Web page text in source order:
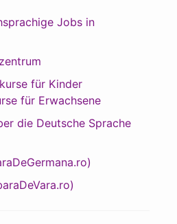
Jobs in
für Kinder
für Erwachsene
die Deutsche Sprache